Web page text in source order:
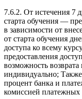
7.6.2. От истечения 7
старта обучения —
в зависимости от
от старта обучения
доступа ко всему
предоставления
возможность возврата
индивидуально;
процент банка и
комиссией платежных